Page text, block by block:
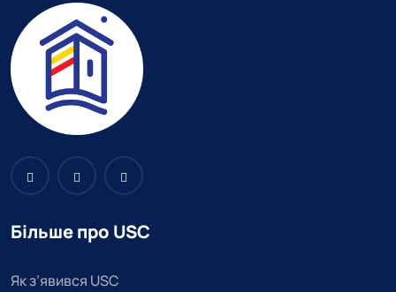
Більше про USC
Як з’явився USC